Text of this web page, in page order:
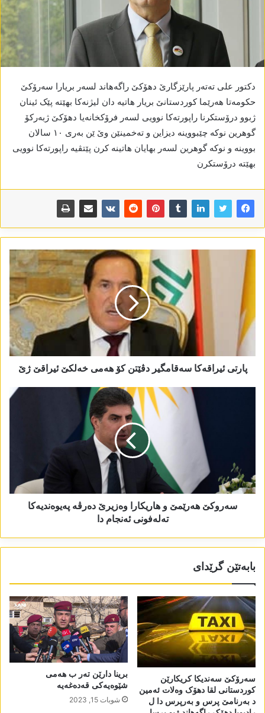
دکتور علی تەتەر پارێزگارێ دھۆکێ راگەھاند لسەر بریارا سەرۆکێ
حکومەتا ھەرێما کوردستانێ بریار ھاتیە دان لیژنەکا بھێتە پێک ئینان
ژبوو درۆستکرنا راپورتەکا نوویی لسەر فرۆکخانەیا دھۆکێ ژبەرکۆ
گوھرین نوکە چێبووینە دیزاین و تەخمینێن وێ ێن بەری ١٠ سالان
بووینە و نوکە گوھرین لسەر بھایان ھاتینە کرن پێتڤیە راپورتەکا نوویی
بھێتە درۆستکرن
پارتی ئیراقەکا سەقامگیر دڤێتن کۆ ھەمی خەلکێ ئیراقێ ژێ
سەروکێ ھەرێمێ و ھاریکارا وەزیرێ دەرڤە پەیوەندیەکا
تەلەفونی ئەنجام دا
بابەتێن گرێدای
سەرۆکێ سەندیکا کریکارێن
کوردستانی لقا دھۆک وەلات ئەمین
د بەرنامێ پرس و بەرپرس دا ل
برینا دارێن تەر ب ھەمی
شێوەیەکی قەدەغەیە
شوبات 15, 2023